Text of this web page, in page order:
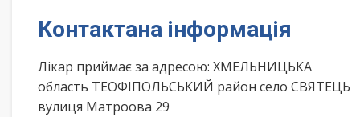
Контактана інформація
Лікар приймає за адресою: ХМЕЛЬНИЦЬКА
область ТЕОФІПОЛЬСЬКИЙ район село СВЯТЕЦЬ
вулиця Матроова 29